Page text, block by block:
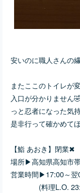
安いのに職人さんの
またここのトイレが
入口が分かりません
っと忍者になった気
是非行って確かめて
【鮨 あおき】閉業✖
場所▶高知県高知市
営業時間▶17:00～
(料理L.O. 23:30